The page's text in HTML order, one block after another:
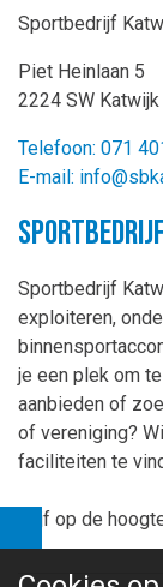
Sportbedrijf
Piet Heinlaan 5
2224 SW Katwijk
Telefoon: 071
E-mail:
Sportbedrijf
exploiteren,
je een plek om
aanbieden of
of vereniging?
faciliteiten te
Blijf op de